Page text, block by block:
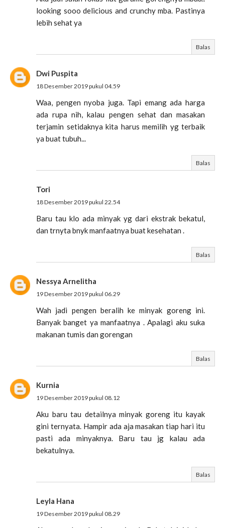
looking sooo delicious and crunchy mba. Pastinya
lebih sehat ya
Balas
Dwi Puspita
18 Desember 2019 pukul 04.59
Waa, pengen nyoba juga. Tapi emang ada harga
ada rupa nih, kalau pengen sehat dan masakan
terjamin setidaknya kita harus memilih yg terbaik
ya buat tubuh...
Balas
Tori
18 Desember 2019 pukul 22.54
Baru tau klo ada minyak yg dari ekstrak bekatul,
dan trnyta bnyk manfaatnya buat kesehatan .
Balas
Nessya Arnelitha
19 Desember 2019 pukul 06.29
Wah jadi pengen beralih ke minyak goreng ini.
Banyak banget ya manfaatnya . Apalagi aku suka
makanan tumis dan gorengan
Balas
Kurnia
19 Desember 2019 pukul 08.12
Aku baru tau detailnya minyak goreng itu kayak
gini ternyata. Hampir ada aja masakan tiap hari itu
pasti ada minyaknya. Baru tau jg kalau ada
bekatulnya.
Balas
Leyla Hana
19 Desember 2019 pukul 08.29